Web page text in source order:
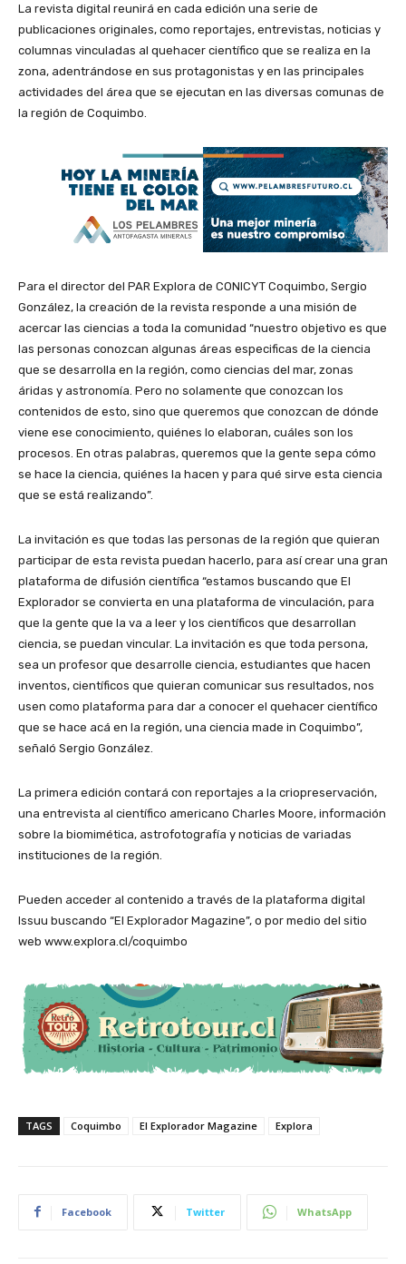
La revista digital reunirá en cada edición una serie de
publicaciones originales, como reportajes, entrevistas, noticias y
columnas vinculadas al quehacer científico que se realiza en la
zona, adentrándose en sus protagonistas y en las principales
actividades del área que se ejecutan en las diversas comunas de
la región de Coquimbo.
Para el director del PAR Explora de CONICYT Coquimbo, Sergio
González, la creación de la revista responde a una misión de
acercar las ciencias a toda la comunidad “nuestro objetivo es que
las personas conozcan algunas áreas especificas de la ciencia
que se desarrolla en la región, como ciencias del mar, zonas
áridas y astronomía. Pero no solamente que conozcan los
contenidos de esto, sino que queremos que conozcan de dónde
viene ese conocimiento, quiénes lo elaboran, cuáles son los
procesos. En otras palabras, queremos que la gente sepa cómo
se hace la ciencia, quiénes la hacen y para qué sirve esta ciencia
que se está realizando”.
La invitación es que todas las personas de la región que quieran
participar de esta revista puedan hacerlo, para así crear una gran
plataforma de difusión científica “estamos buscando que El
Explorador se convierta en una plataforma de vinculación, para
que la gente que la va a leer y los científicos que desarrollan
ciencia, se puedan vincular. La invitación es que toda persona,
sea un profesor que desarrolle ciencia, estudiantes que hacen
inventos, científicos que quieran comunicar sus resultados, nos
usen como plataforma para dar a conocer el quehacer científico
que se hace acá en la región, una ciencia made in Coquimbo”,
señaló Sergio González.
La primera edición contará con reportajes a la criopreservación,
una entrevista al científico americano Charles Moore, información
sobre la biomimética, astrofotografía y noticias de variadas
instituciones de la región.
Pueden acceder al contenido a través de la plataforma digital
Issuu buscando “El Explorador Magazine”, o por medio del sitio
web www.explora.cl/coquimbo
TAGS Coquimbo El Explorador Magazine Explora
Facebook Twitter WhatsApp